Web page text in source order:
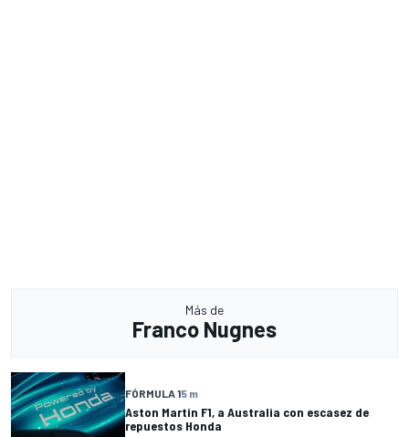
Más de
Franco Nugnes
FÓRMULA 15 m
Aston Martin F1, a Australia con escasez de
repuestos Honda